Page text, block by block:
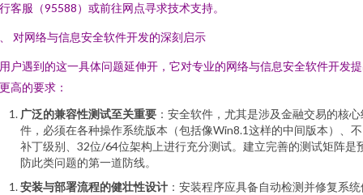
客服（95588）或前往网点寻求技术支持。
对网络与信息安全软件开发的深刻启示
户遇到的这一具体问题延伸开，它对专业的网络与信息安全软件开发
高的要求：
广泛的兼容性测试至关重要 ：安全软件，尤其是涉及金融交易的核
件，必须在各种操作系统版本（包括像Win8.1这样的中间版本）、
补丁级别、32位/64位架构上进行充分测试。建立完善的测试矩阵是
防此类问题的第一道防线。
安装与部署流程的健壮性设计 ：安装程序应具备自动检测并修复系